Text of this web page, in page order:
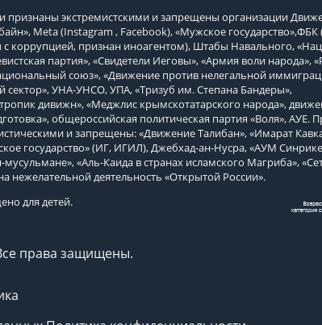
признаны экстремистскими и запрещены организации
Meta (Instagram , Facebook), «Мужское
коррупцией, признан иноагентом), Штабы Навального,
партия», «Свидетели Иеговы», «Армия воли народа»,
союз», «Движение против нелегальной
сектор», УНА-УНСО, УПА, «Тризуб им. Степана Бандеры»,
дивижн», «Меджлис крымскотатарского народа»,
общероссийская политическая партия «Воля», АУЕ.
и запрещены: «Движение Талибан», «Имарат
государство» (ИГ, ИГИЛ), Джебхад-ан-Нусра, «АУМ
мусульмане», «Аль-Каида в странах исламского Магриба»,
нежелательной деятельность «Открытой России».
для детей.
права защищены.